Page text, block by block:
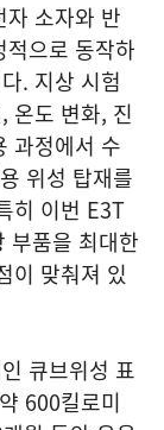
소자와 반
으로 동작하
. 지상 시험
온도 변화, 진
과정에서 수
위성 탑재를
히 이번 E3T
부품을 최대한
이 맞춰져 있
큐브위성 표
600킬로미